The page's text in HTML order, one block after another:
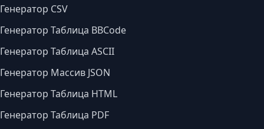
Генератор CSV
Генератор Таблица BBCode
Генератор Таблица ASCII
Генератор Массив JSON
Генератор Таблица HTML
Генератор Таблица PDF